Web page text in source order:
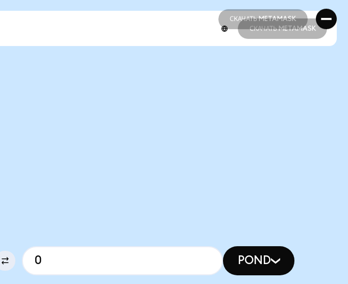
СКАЧАТЬ METAMASK
СКАЧАТЬ METAMASK
СКАЧАТЬ METAMASK
POND